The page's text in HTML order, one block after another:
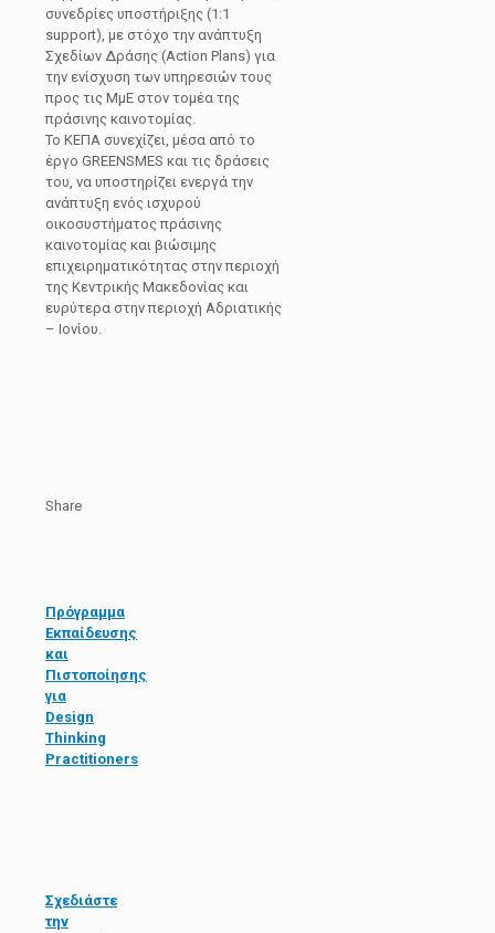
συνεδρίες υποστήριξης (1:1
support), με στόχο την ανάπτυξη
Σχεδίων Δράσης (Action Plans) για
την ενίσχυση των υπηρεσιών τους
προς τις ΜμΕ στον τομέα της
πράσινης καινοτομίας.
Το ΚΕΠΑ συνεχίζει, μέσα από το
έργο GREENSMES και τις δράσεις
του, να υποστηρίζει ενεργά την
ανάπτυξη ενός ισχυρού
οικοσυστήματος πράσινης
καινοτομίας και βιώσιμης
επιχειρηματικότητας στην περιοχή
της Κεντρικής Μακεδονίας και
ευρύτερα στην περιοχή Αδριατικής
– Ιονίου.
Share
Πρόγραμμα
Εκπαίδευσης
και
Πιστοποίησης
για
Design
Thinking
Practitioners
Σχεδιάστε
την